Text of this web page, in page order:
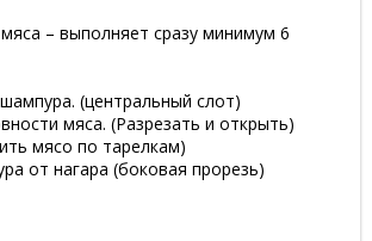
– выполняет сразу минимум 6
(центральный слот)
мяса. (Разрезать и открыть)
мясо по тарелкам)
от нагара (боковая прорезь)